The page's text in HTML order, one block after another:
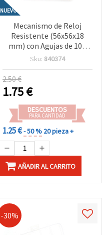
NUEVO
Mecanismo de Reloj
Resistente (56x56x18
mm) con Agujas de 107
mm y 137 mm, Funciona
Manualidades y DIY
Sku: 840374
2.50 €
1.75€
DESCUENTOS
PARA CANTIDAD
1.25 €- 50 % 20 pieza +
AÑADIR AL CARRITO
-30%